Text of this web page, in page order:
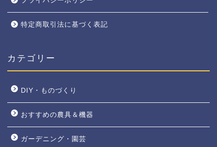
特定商取引法に基づく表記
カテゴリー
DIY・ものづくり
おすすめの農具＆機器
ガーデニング・園芸